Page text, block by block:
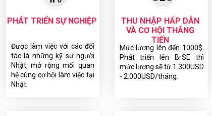
PHÁT TRIỂN SỰ NGHIỆP
Được làm việc với các đối
tác là những kỹ sư người
Nhật, mở rộng mối quan
hệ cùng cơ hội làm việc tại
Nhật.
THU NHẬP HẤP DẪN
VÀ CƠ HỘI THĂNG
TIẾN
Mức lương lên đến 1000$.
Phát triển lên BrSE thì
mức lương sẽ từ 1.300USD
- 2.000USD/tháng.